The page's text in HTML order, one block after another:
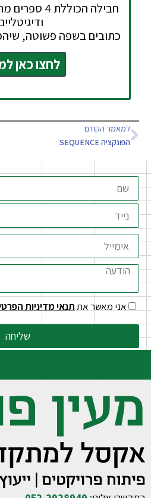
חבילה
כתובים בשפה פשוטה,
לחצו כאן
למאמר הקודם
הפונקציה SEQUENCE
אני מאשר אתתנאי מדיניות
שליחה